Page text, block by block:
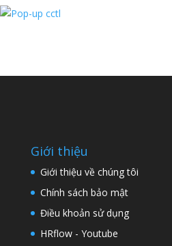
Giới thiệu
Giới thiệu về chúng tôi
Chính sách bảo mật
Điều khoản sử dụng
HRflow - Youtube